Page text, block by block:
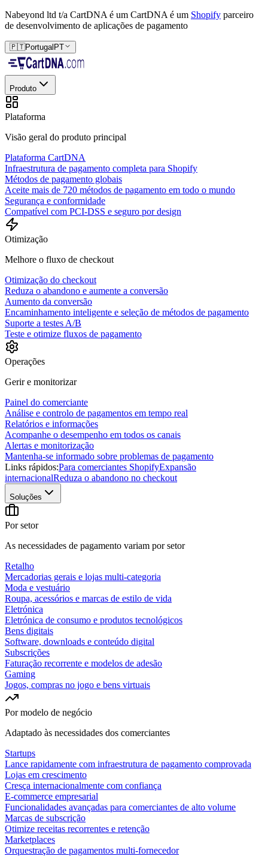
Nabeyond ltd t/a CartDNA é um CartDNA é um Shopify parceiro
de desenvolvimento de aplicações de pagamento
🇵🇹Portugal PT
Produto
Plataforma
Visão geral do produto principal
Plataforma CartDNA
Infraestrutura de pagamento completa para Shopify
Métodos de pagamento globais
Aceite mais de 720 métodos de pagamento em todo o mundo
Segurança e conformidade
Compatível com PCI-DSS e seguro por design
Otimização
Melhore o fluxo de checkout
Otimização do checkout
Reduza o abandono e aumente a conversão
Aumento da conversão
Encaminhamento inteligente e seleção de métodos de pagamento
Suporte a testes A/B
Teste e otimize fluxos de pagamento
Operações
Gerir e monitorizar
Painel do comerciante
Análise e controlo de pagamentos em tempo real
Relatórios e informações
Acompanhe o desempenho em todos os canais
Alertas e monitorização
Mantenha-se informado sobre problemas de pagamento
Links rápidos:Para comerciantes ShopifyExpansão
internacionalReduza o abandono no checkout
Soluções
Por setor
As necessidades de pagamento variam por setor
Retalho
Mercadorias gerais e lojas multi-categoria
Moda e vestuário
Roupa, acessórios e marcas de estilo de vida
Eletrónica
Eletrónica de consumo e produtos tecnológicos
Bens digitais
Software, downloads e conteúdo digital
Subscrições
Faturação recorrente e modelos de adesão
Gaming
Jogos, compras no jogo e bens virtuais
Por modelo de negócio
Adaptado às necessidades dos comerciantes
Startups
Lance rapidamente com infraestrutura de pagamento comprovada
Lojas em crescimento
Cresça internacionalmente com confiança
E-commerce empresarial
Funcionalidades avançadas para comerciantes de alto volume
Marcas de subscrição
Otimize receitas recorrentes e retenção
Marketplaces
Orquestração de pagamentos multi-fornecedor